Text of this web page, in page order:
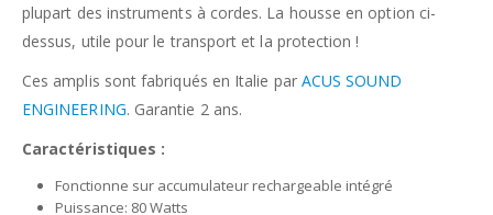
plupart des instruments à cordes. La housse en option ci-
dessus, utile pour le transport et la protection !
Ces amplis sont fabriqués en Italie par ACUS SOUND
ENGINEERING. Garantie 2 ans.
Caractéristiques :
Fonctionne sur accumulateur rechargeable intégré
Puissance: 80 Watts